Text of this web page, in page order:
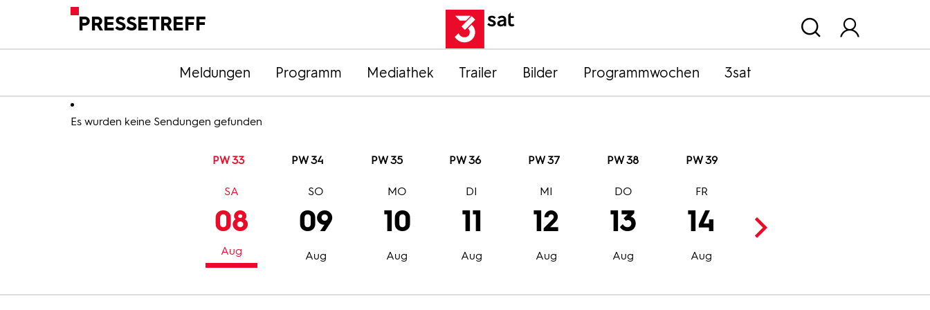
PRESSETREFF
Meldungen Programm Mediathek Trailer Bilder Programmwochen 3sat
Es wurden keine Sendungen gefunden
PW 33 PW 34 PW 35 PW 36 PW 37 PW 38 PW 39
08
Aug
SA
09
Aug
SO
10
Aug
MO
11
Aug
DI
12
Aug
MI
13
Aug
DO
14
Aug
FR
15